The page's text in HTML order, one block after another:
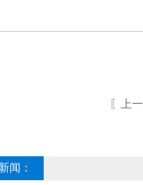
〖上
闻：